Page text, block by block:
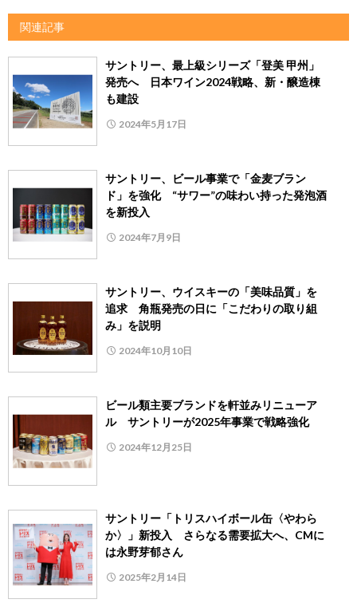
関連記事
サントリー、最上級シリーズ「登美 甲州」
発売へ 日本ワイン2024戦略、新・醸造棟
も建設
2024年5月17日
サントリー、ビール事業で「金麦ブラン
ド」を強化 “サワー”の味わい持った発泡酒
を新投入
2024年7月9日
サントリー、ウイスキーの「美味品質」を
追求 角瓶発売の日に「こだわりの取り組
み」を説明
2024年10月10日
ビール類主要ブランドを軒並みリニューア
ル サントリーが2025年事業で戦略強化
2024年12月25日
サントリー「トリスハイボール缶〈やわら
か〉」新投入 さらなる需要拡大へ、CMに
は永野芽郁さん
2025年2月14日